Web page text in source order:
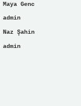
Maya Genc
admin
Naz Şahin
admin